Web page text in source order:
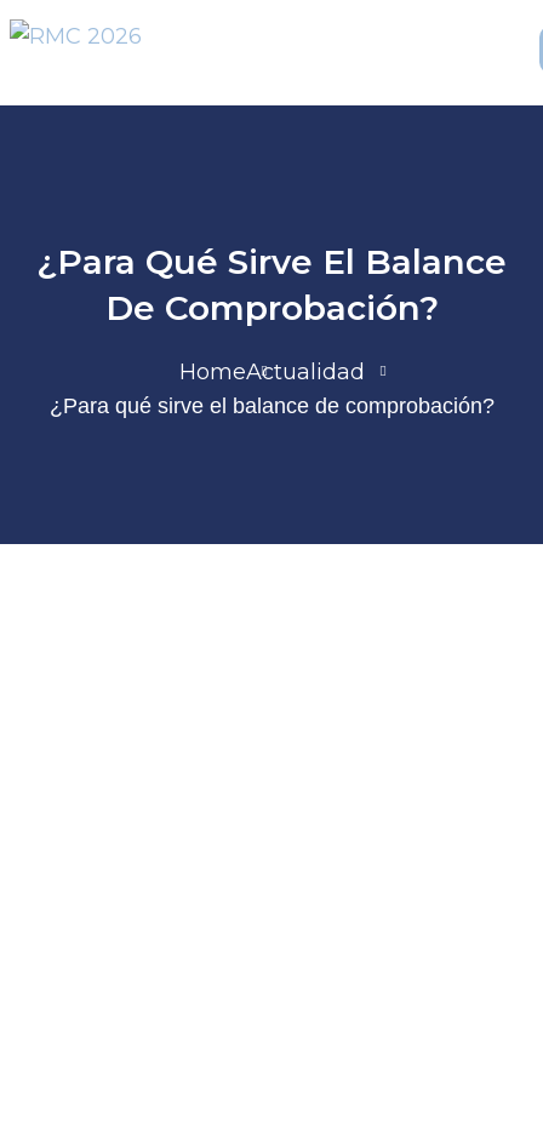
¿Para Qué Sirve El Balance
De Comprobación?
HomeActualidad
¿Para qué sirve el balance de comprobación?